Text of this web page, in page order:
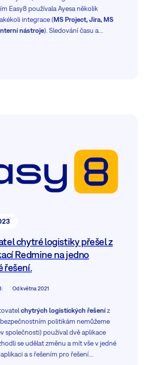
Easy8 používala Ayesa několik
integrace (MS Project, Jira, MS
nástroje). Sledování času a
škála dostupných nástrojů vytváří
chytré logistiky přešel z
Redmine na jedno
řešení.
: Od května 2021
chytrých logistických řešeníz
politikám nemůžeme
společnosti) používal dvě aplikace
se udělat změnu a mít vše v jedné
a s řešením pro řešení